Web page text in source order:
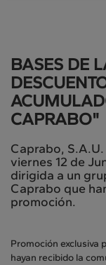
BASES DE
CAPRABO"
Caprabo,
viernes 12 de
dirigida a un
Caprabo que
promoción.
Promoción exclusiva
hayan recibido la